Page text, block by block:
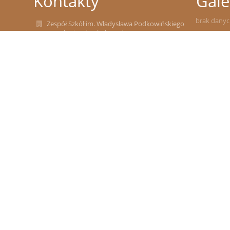
Zespół Szkół im. Władysława Podkowińskiego
w Mokrej Wsi: Szkoła Podstawowa z
brak